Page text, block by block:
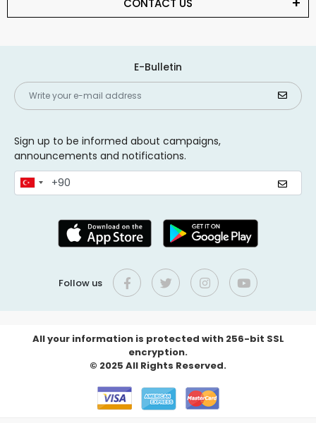
E-Bulletin
Sign up to be informed about campaigns,
announcements and notifications.
Follow us
All your information is protected with 256-bit SSL
encryption.
© 2025 All Rights Reserved.